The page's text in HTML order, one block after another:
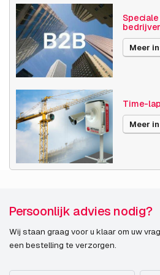
AXIS M4308-PLE
AXIS M4317-PLVE
AXIS M4318-PLVE
AXIS Q3538-SLVE
Modulair
AXIS F9111-R Mk II Main Unit
AXIS F9114-R Mk II Main Unit
Meer
Time-
Meer
Persoonlijk advies nodig?
Wij staan graag voor u klaar om uw
een bestelling te verzorgen.